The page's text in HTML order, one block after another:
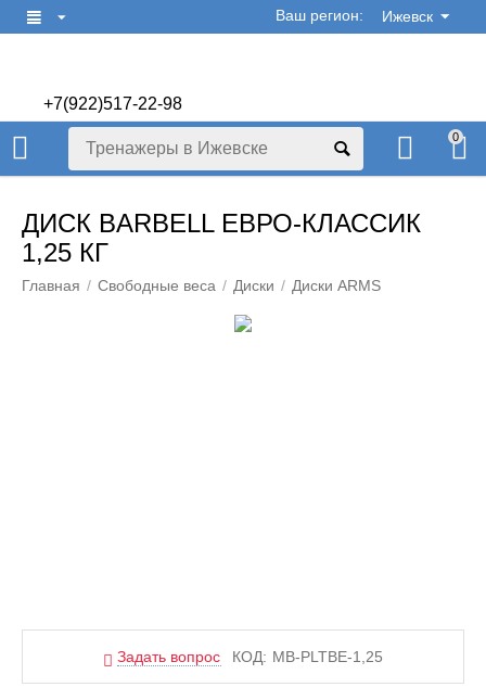
Ижевск
Ваш регион:
+7(922)517-22-98
+7(922)506-70-60
0
ДИСК BARBELL ЕВРО-КЛАССИК
1,25 КГ
Главная / Свободные веса / Диски / Диски ARMS
Задать вопрос КОД: MB-PLTBE-1,25